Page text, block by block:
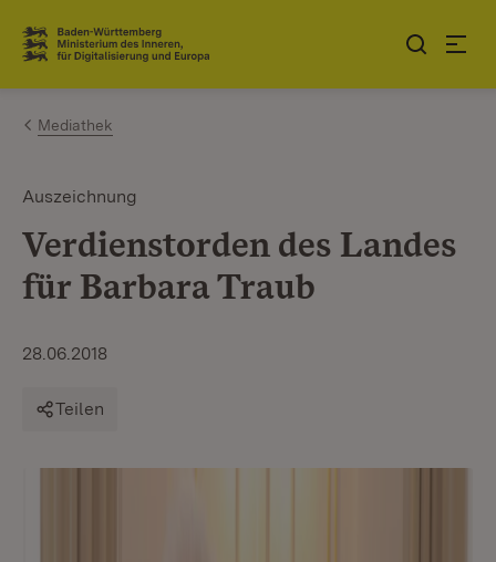
Zum Inhalt springen
Link zur Startseite
Mediathek
Auszeichnung
Verdienstorden des Landes
für Barbara Traub
28.06.2018
Teilen